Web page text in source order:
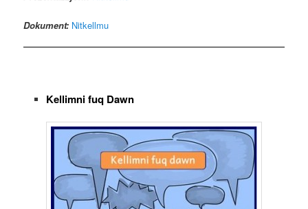
Dokument: Nitkellmu
Kellimni fuq Dawn